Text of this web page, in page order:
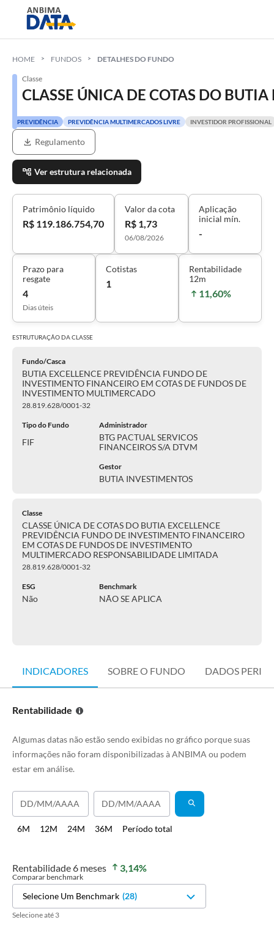
HOME FUNDOS DETALHES DO FUNDO
Classe
CLASSE ÚNICA DE COTAS DO
PREVIDÊNCIA PREVIDÊNCIA MULTIMERCADOS LIVRE INVESTIDOR PROFISSIONAL
Regulamento
Ver estrutura relacionada
Patrimônio líquido
R$ 119.186.754,70
Valor da cota
R$ 1,73
06/08/2026
Aplicação
inicial mín.
-
Prazo para
resgate
4
Dias úteis
Cotistas
1
Rentabilidade
12m
11,60%
ESTRUTURAÇÃO DACLASSE
Fundo/Casca
BUTIA EXCELLENCE PREVIDÊNCIA FUNDO DE
INVESTIMENTO FINANCEIRO EM COTAS DE FUNDOS DE
INVESTIMENTO MULTIMERCADO
28.819.628/0001-32
Tipo do Fundo
FIF
Administrador
BTG PACTUAL SERVICOS
FINANCEIROS S/A DTVM
Gestor
BUTIA INVESTIMENTOS
Classe
CLASSE ÚNICA DE COTAS DO BUTIA EXCELLENCE
PREVIDÊNCIA FUNDO DE INVESTIMENTO FINANCEIRO
EM COTAS DE FUNDOS DE INVESTIMENTO
MULTIMERCADO RESPONSABILIDADE LIMITADA
28.819.628/0001-32
ESG
Não
Benchmark
NÃO SE APLICA
INDICADORES SOBRE O FUNDO DADOS
Rentabilidade
Algumas datas não estão sendo exibidas no gráfico porque suas
informações não foram disponibilizadas à ANBIMA ou podem
estar em análise.
6M 12M 24M 36M Período total
Rentabilidade 6 meses 3,14%
Comparar benchmark
Selecione Um Benchmark (28)
Selecione até 3